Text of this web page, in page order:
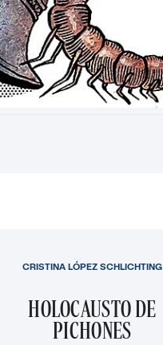
HOLOCAUSTO DE
PICHONES
CRISTINA LÓPEZ SCHLICHTING